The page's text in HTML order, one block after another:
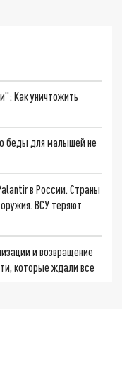
Как уничтожить
беды для малышей не
в России. Страны
ВСУ теряют
и возвращение
которые ждали все